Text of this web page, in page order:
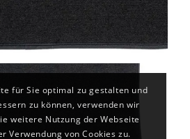
für Sie optimal zu gestalten und
zu können, verwenden wir
weitere Nutzung der Webseite
Verwendung von Cookies zu.